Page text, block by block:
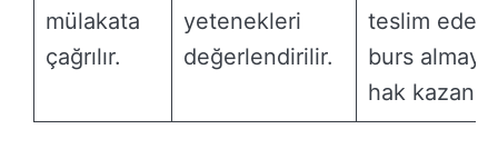
mülakata
çağrılır.
yetenekleri
değerlendirilir.
teslim
burs almaya
hak kazanır.